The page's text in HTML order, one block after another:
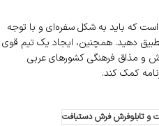
که باید به شکل سفره‌ای و با توجه
دهید. همچنین، ایجاد یک تیم قوی
و مذاق فرهنگی کشورهای عربی
کمک کند.
و تابلوفرش فرش دستبافت